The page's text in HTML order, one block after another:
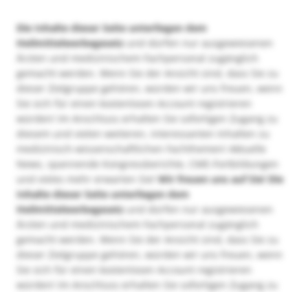
Die Inhalte dieser Seite unterliegen dem
Heilmittelwerbegesetzund dürfen nur ausgewiesenen
Ärzten und medizinischem Fachpersonal zugänglich
gemacht werden. Wenn Sie der Ansicht sind, dass Sie zu
dieser Zielgruppe gehören, würden wir uns freuen, wenn
Sie sich für einen kostenlosen Account registrieren
würden! Im Anschluss erhalten Sie sofortigen Zugang zu
diesem und vielen weiteren, interessanten Inhalten zu
medizinisch-wissenschaftlichen Fachthemen! Aktuelle
News, spannende Kongressberichte, CME-Fortbildungen
und vieles mehr erwarten Sie!Wir freuen uns auf Sie! Die
Inhalte dieser Seite unterliegen dem
Heilmittelwerbegesetzund dürfen nur ausgewiesenen
Ärzten und medizinischem Fachpersonal zugänglich
gemacht werden. Wenn Sie der Ansicht sind, dass Sie zu
dieser Zielgruppe gehören, würden wir uns freuen, wenn
Sie sich für einen kostenlosen Account registrieren
würden! Im Anschluss erhalten Sie sofortigen Zugang zu